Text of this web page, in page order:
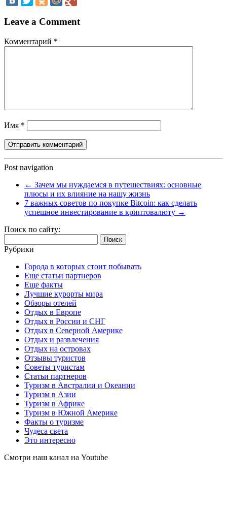
Leave a Comment
Комментарий *
Имя *
Post navigation
← Зачем мы нуждаемся в путешествиях: основные
плюсы и их влияние на нашу жизнь
7 важных советов по покупке Bitcoin: как сделать
успешное инвестирование в криптовалюту →
Поиск по сайту:
Рубрики
Города в которых стоит побывать
Еще статьи партнеров
Еще факты
Лучшие курорты мира
Обзоры отелей
Отдых в Европе
Отдых в России и СНГ
Отдых в Северной Америке
Отдых и развлечения
Отдых на островах
Отзывы туристов
Советы туристам
Статьи партнеров
Туризм в Австралии и Океании
Туризм в Азии
Туризм в Африке
Туризм в Южной Америке
Факты о туризме
Чудеса света
Это интересно
Смотри наш канал на Youtube